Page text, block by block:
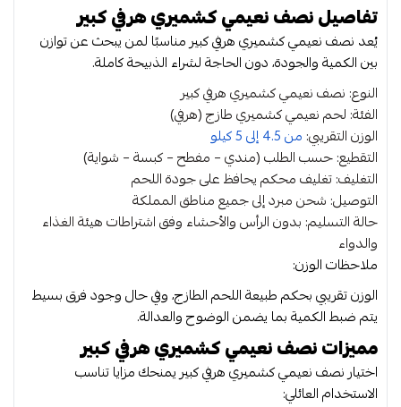
لحم
طازج
نعيمي
كشميري
نصف
نعيمي
كشميري
تفاصيل نصف نعيمي كشميري هرفي كبير
يُعد نصف نعيمي كشميري هرفي كبير مناسبًا لمن يبحث عن توازن
بين الكمية والجودة، دون الحاجة لشراء الذبيحة كاملة.
النوع: نصف نعيمي كشميري هرفي كبير
الفئة: لحم نعيمي كشميري طازج (هرفي)
الوزن التقريبي: من 4.5 إلى 5 كيلو
التقطيع: حسب الطلب (مندي – مفطح – كبسة – شواية)
التغليف: تغليف محكم يحافظ على جودة اللحم
التوصيل: شحن مبرد إلى جميع مناطق المملكة
حالة التسليم: بدون الرأس والأحشاء وفق اشتراطات هيئة الغذاء
والدواء
ملاحظات الوزن:
الوزن تقريبي بحكم طبيعة اللحم الطازج، وفي حال وجود فرق بسيط
يتم ضبط الكمية بما يضمن الوضوح والعدالة.
مميزات نصف نعيمي كشميري هرفي كبير
اختيار نصف نعيمي كشميري هرفي كبير يمنحك مزايا تناسب
الاستخدام العائلي: